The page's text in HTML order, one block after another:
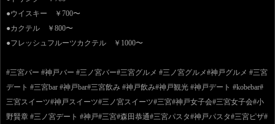
●ウイスキー ￥700〜
●カクテル ￥800〜
●フレッシュフルーツカクテル ￥1000〜
#三宮バー #神戸バー #三ノ宮バー#三宮グルメ #三ノ宮グルメ#神戸グルメ #三宮
デート #三宮bar #神戸bar#三宮飲み #神戸飲み#神戸観光 #神戸デート #kobebar#
三宮スイーツ#神戸スイーツ#三ノ宮スイーツ#三宮#神戸女子会#三宮女子会#小
野賢章 #三ノ宮デート #神戸#三宮#森田恭通#三宮パスタ#神戸パスタ#三宮ピザ#